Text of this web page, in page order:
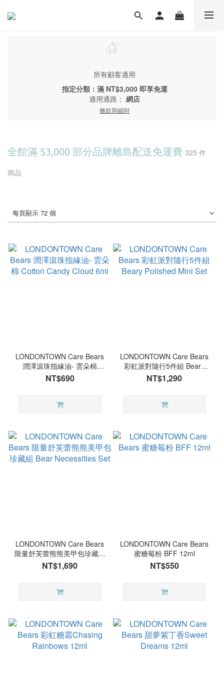
所有顧客適用
指定分類：滿 NT$3,000 即享免運
適用通路： 網店
條款與細則
全館滿 $3,000 部分品牌離島配送免運費 325 件
商品
每頁顯示 72 個
LONDONTOWN Care Bears
潤澤滾珠指緣油- 雲朵棉
Cotton Candy Cloud 6ml
NT$690
LONDONTOWN Care Bears
彩虹派對隨行5件組 Beary
Polished Mini Set
NT$1,290
LONDONTOWN Care Bears
限量舒芙蕾熊熊美甲包珍藏組
Bear Necessities Set
NT$1,690
LONDONTOWN Care Bears
蜜糖莓粉 BFF 12ml
NT$550